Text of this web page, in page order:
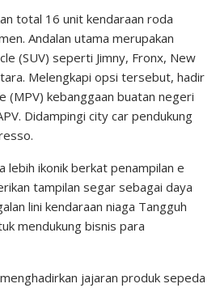
total 16 unit kendaraan roda
Andalan utama merupakan
(SUV) seperti Jimny, Fronx, New
Melengkapi opsi tersebut, hadir
(MPV) kebanggaan buatan negeri
Didampingi city car pendukung
lebih ikonik berkat penampilan e
tampilan segar sebagai daya
lini kendaraan niaga Tangguh
mendukung bisnis para
jajaran produk sepeda